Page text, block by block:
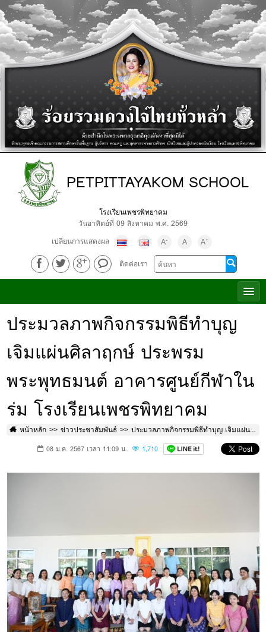
PETPITTAYAKOM SCHOOL
โรงเรียนเพชรพิทยาคม
วันอาทิตย์ที่ 09 สิงหาคม พ.ศ. 2569
เปลี่ยนการแสดงผล
A- A A+
ติดต่อเรา
ประมวลภาพกิจกรรมพิธีทำบุญ
เจิมแผ่นศิลาฤกษ์ ประพรม
พระพุทธมนต์ อาคารศูนย์กีฬาใน
ร่ม โรงเรียนเพชรพิทยาคม
หน้าหลัก ข่าวประชาสัมพันธ์ ประมวลภาพกิจกรรมพิธีทำบุญ เจิมแผ่นศิลาฤกษ์ ประพรมพระพุทธมนต์ อาคารศูนย์กีฬาในร่ม โรงเรียนเพชรพิทยาคม
08 ม.ค. 2567 เวลา 11:09 น. 1,710